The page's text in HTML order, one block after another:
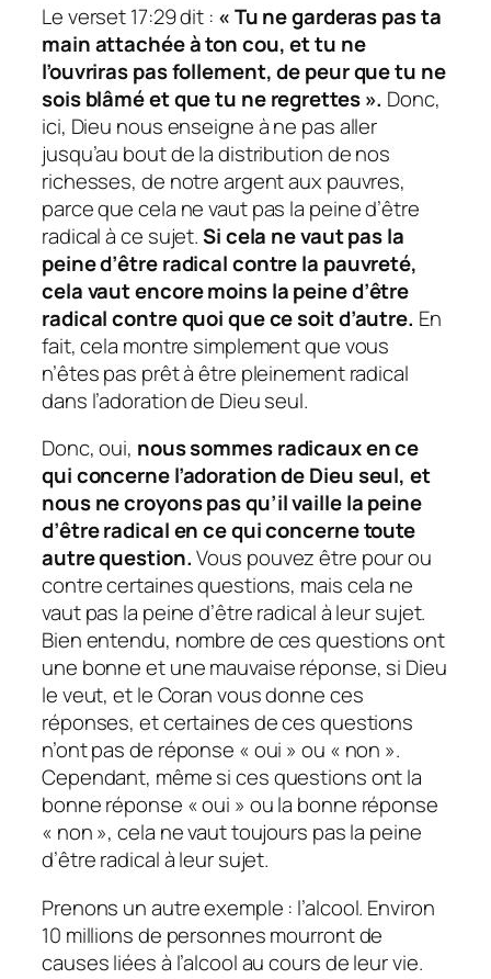
Le verset 17:29 dit : « Tu ne garderas pas ta
main attachée à ton cou, et tu ne
l’ouvriras pas follement, de peur que tu ne
sois blâmé et que tu ne regrettes ». Donc,
ici, Dieu nous enseigne à ne pas aller
jusqu’au bout de la distribution de nos
richesses, de notre argent aux pauvres,
parce que cela ne vaut pas la peine d’être
radical à ce sujet.Si cela ne vaut pas la
peine d’être radical contre la pauvreté,
cela vaut encore moins la peine d’être
radical contre quoi que ce soit d’autre. En
fait, cela montre simplement que vous
n’êtes pas prêt à être pleinement radical
dans l’adoration de Dieu seul.
Donc, oui, nous sommes radicaux en ce
qui concerne l’adoration de Dieu seul, et
nous ne croyons pas qu’il vaille la peine
d’être radical en ce qui concerne toute
autre question.Vous pouvez être pour ou
contre certaines questions, mais cela ne
vaut pas la peine d’être radical à leur sujet.
Bien entendu, nombre de ces questions ont
une bonne et une mauvaise réponse, si Dieu
le veut, et le Coran vous donne ces
réponses, et certaines de ces questions
n’ont pas de réponse « oui » ou « non ».
Cependant, même si ces questions ont la
bonne réponse « oui » ou la bonne réponse
« non », cela ne vaut toujours pas la peine
d’être radical à leur sujet.
Prenons un autre exemple : l’alcool. Environ
10 millions de personnes mourront de
causes liées à l’alcool au cours de leur vie.